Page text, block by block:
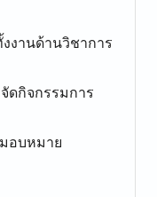
งานด้านวิชาการ
ดกิจกรรมการ
อบหมาย